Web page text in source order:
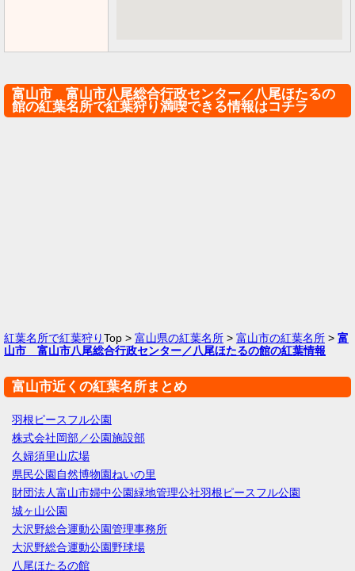
富山市 富山市八尾総合行政センター／八尾ほたるの
館の紅葉名所で紅葉狩り満喫できる情報はコチラ
紅葉名所で紅葉狩りTop > 富山県の紅葉名所 > 富山市の紅葉名所 > 富
山市 富山市八尾総合行政センター／八尾ほたるの館の紅葉情報
富山市近くの紅葉名所まとめ
羽根ピースフル公園
株式会社岡部／公園施設部
久婦須里山広場
県民公園自然博物園ねいの里
財団法人富山市婦中公園緑地管理公社羽根ピースフル公園
城ヶ山公園
大沢野総合運動公園管理事務所
大沢野総合運動公園野球場
八尾ほたるの館